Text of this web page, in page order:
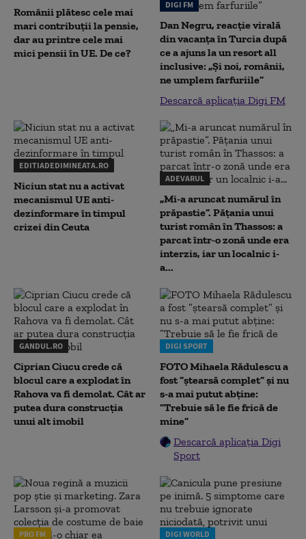
Românii plătesc cele mai
mari contribuții la pensie,
dar au printre cele mai
mici pensii în UE. De ce?
DIGI FM
Dan Negru, reacție virală
din vacanța în Turcia după
ce a ajuns la un resort all
inclusive: „Și noi, românii,
ne umplem farfuriile”
Descarcă aplicația Digi FM
EDITIADEDIMINEATA.RO
Niciun stat nu a activat
mecanismul UE anti-
dezinformare în timpul
crizei din Ceuta
ADEVARUL
„Mi-a aruncat numărul în
prăpastie”. Pățania unui
turist român în Thassos: a
parcat într-o zonă unde era
interzis, iar un localnic i-
a...
GANDUL.RO
Ciprian Ciucu crede că
blocul care a explodat în
Rahova va fi demolat. Cât ar
putea dura construcția
unui alt imobil
DIGI SPORT
FOTO Mihaela Rădulescu a
fost ”ștearsă complet” și nu
s-a mai putut abține:
”Trebuie să le fie frică de
mine”
Descarcă aplicația Digi
Sport
PRO FM DIGI WORLD